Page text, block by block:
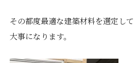
その都度最適な建築材料を選定し
大事になります。